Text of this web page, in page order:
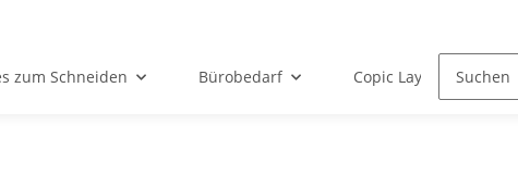
zum Schneiden Bürobedarf Copic Layoutartikel